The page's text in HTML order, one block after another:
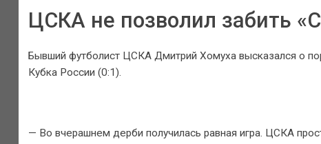
ЦСКА не позволил забить
Бывший футболист ЦСКА Дмитрий Хомуха высказался о
Кубка России (0:1).
— Во вчерашнем дерби получилась равная игра. ЦСКА